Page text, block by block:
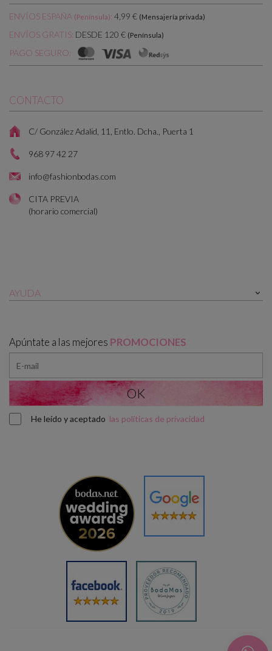
ENVÍOS ESPAÑA (Península): 4,99 € (Mensajería privada)
ENVÍOS GRATIS: DESDE 120 € (Península)
PAGO SEGURO:
CONTACTO
C/ González Adalid, 11, Entlo. Dcha., Puerta 1
968 97 42 27
info@fashionbodas.com
CITA PREVIA
(horario comercial)
AYUDA 
Apúntate a las mejores PROMOCIONES
He leído y aceptado las políticas de privacidad